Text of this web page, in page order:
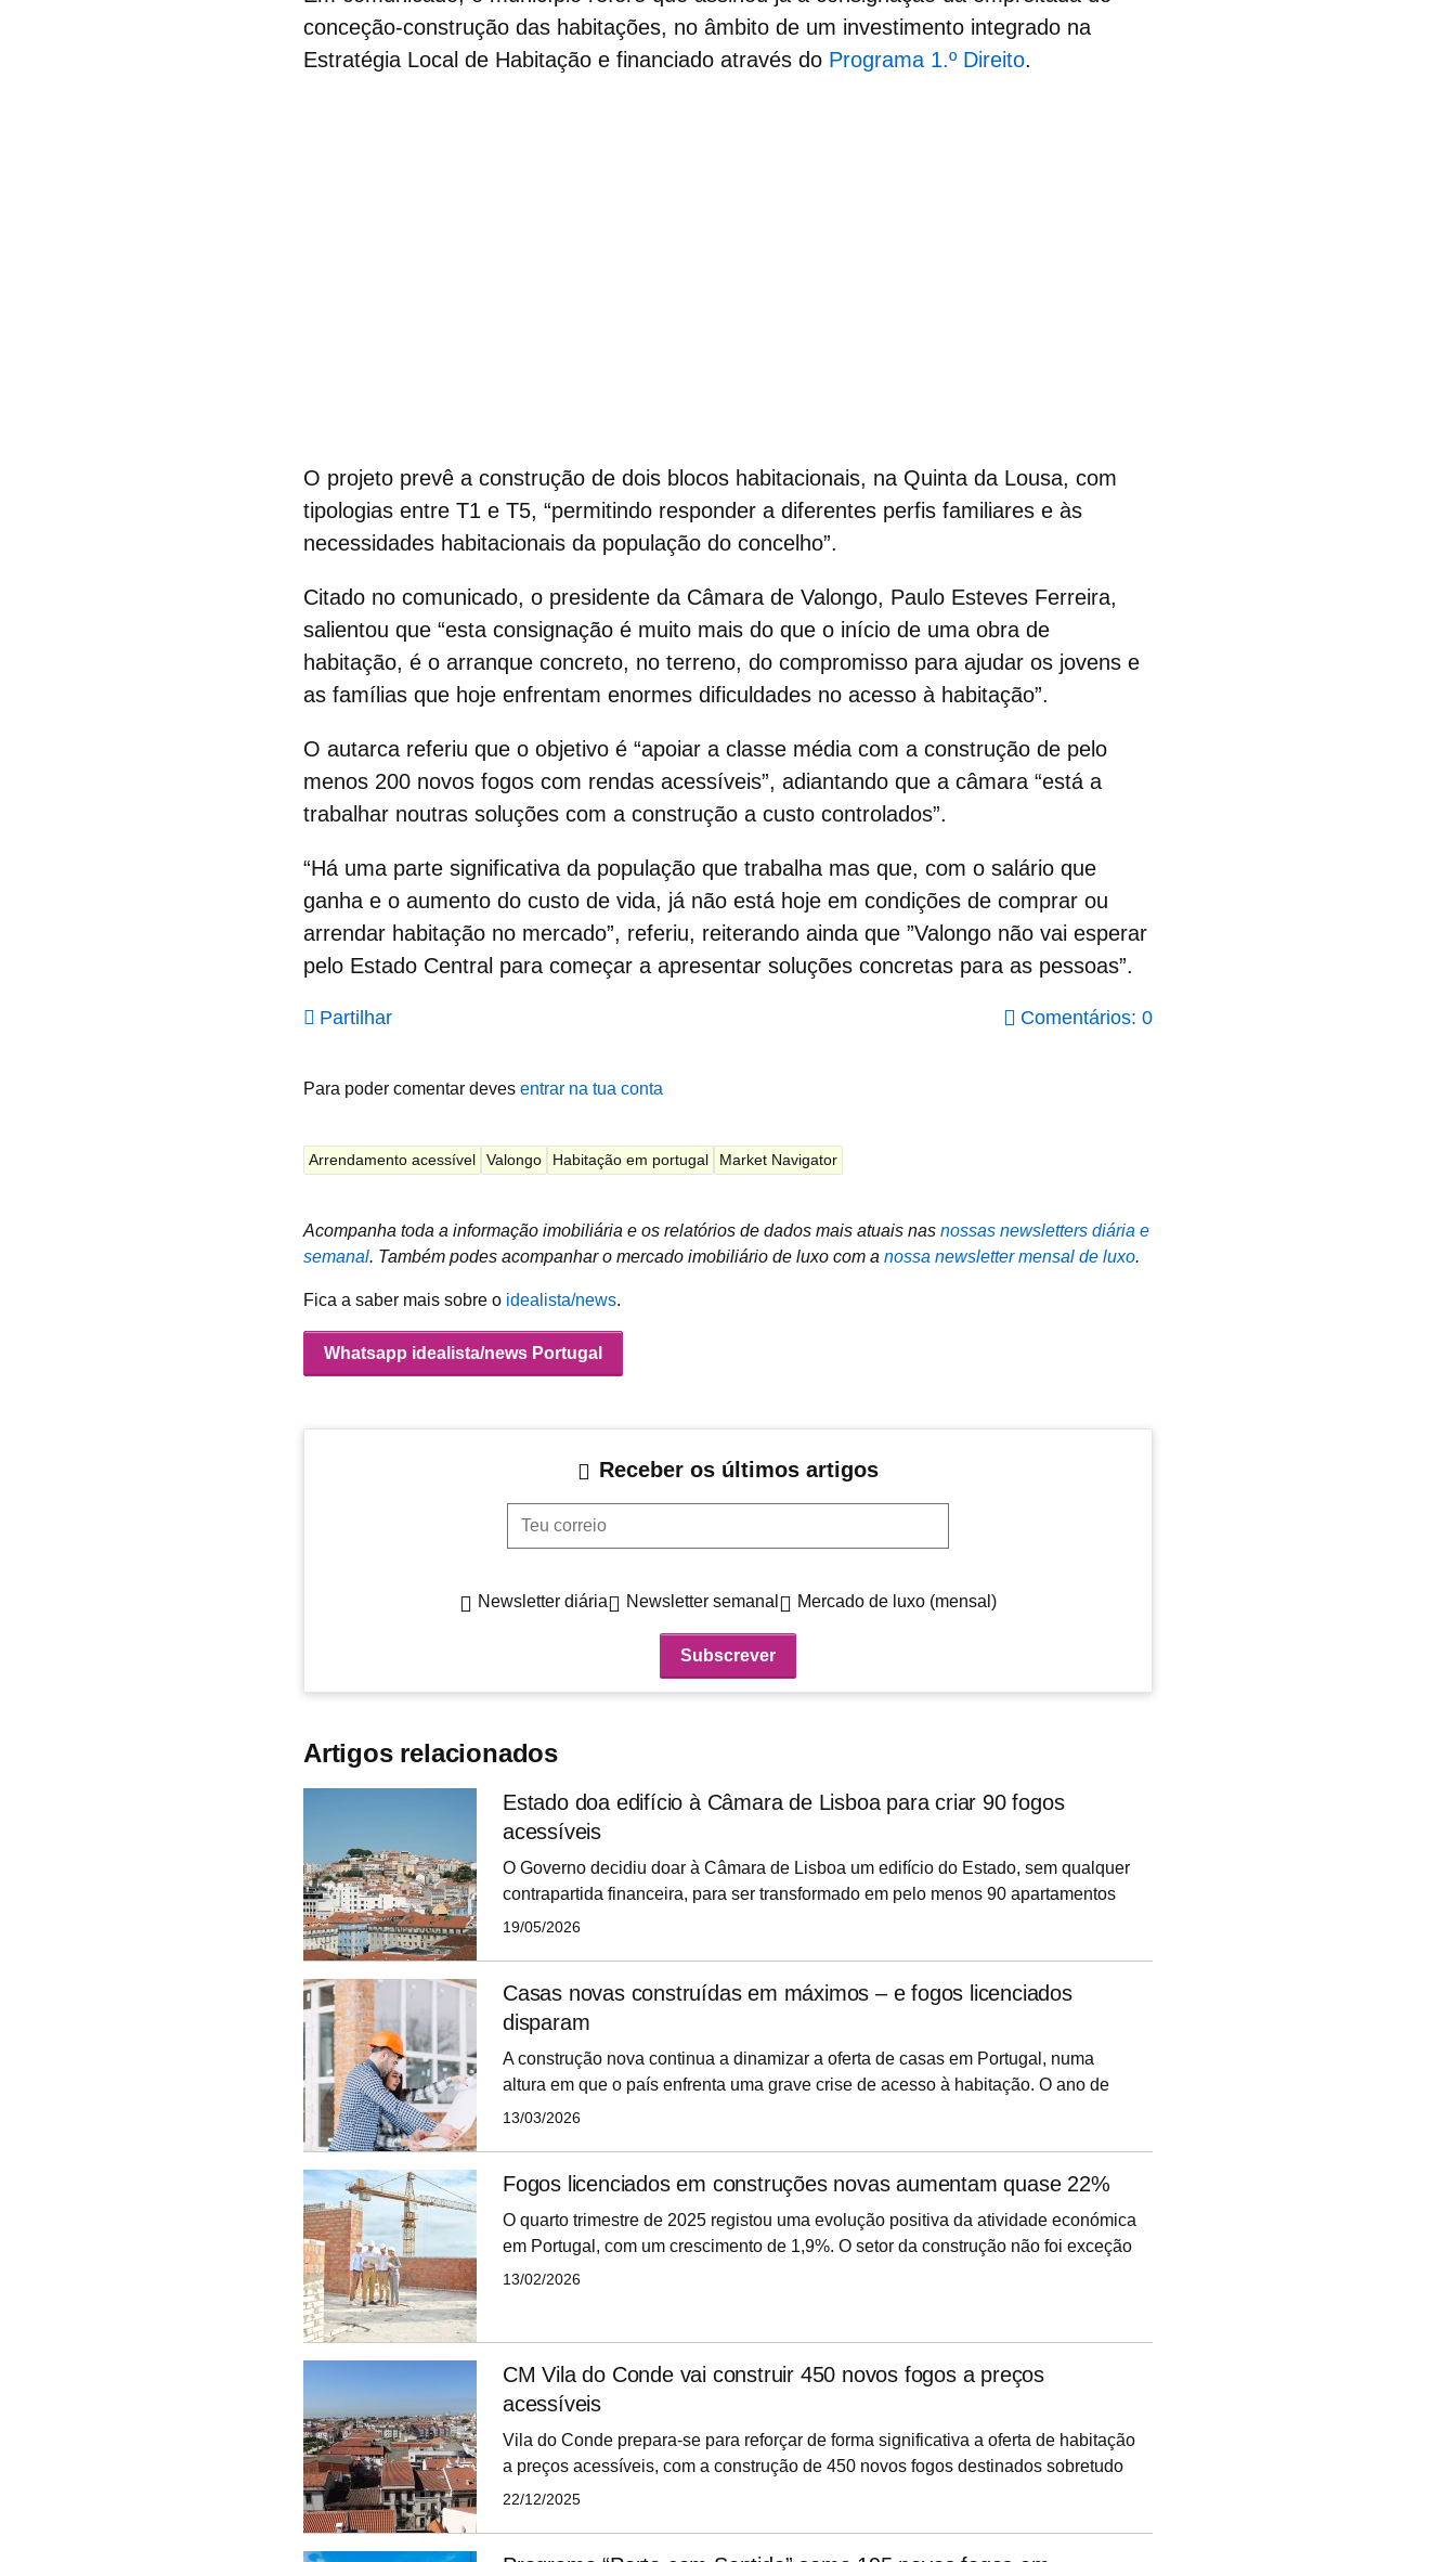
conceção-construção das habitações, no âmbito de um investimento integrado na
Estratégia Local de Habitação e financiado através do Programa 1.º Direito.
O projeto prevê a construção de dois blocos habitacionais, na Quinta da Lousa, com
tipologias entre T1 e T5, “permitindo responder a diferentes perfis familiares e às
necessidades habitacionais da população do concelho”.
Citado no comunicado, o presidente da Câmara de Valongo, Paulo Esteves Ferreira,
salientou que “esta consignação é muito mais do que o início de uma obra de
habitação, é o arranque concreto, no terreno, do compromisso para ajudar os jovens e
as famílias que hoje enfrentam enormes dificuldades no acesso à habitação”.
O autarca referiu que o objetivo é “apoiar a classe média com a construção de pelo
menos 200 novos fogos com rendas acessíveis”, adiantando que a câmara “está a
trabalhar noutras soluções com a construção a custo controlados”.
“Há uma parte significativa da população que trabalha mas que, com o salário que
ganha e o aumento do custo de vida, já não está hoje em condições de comprar ou
arrendar habitação no mercado”, referiu, reiterando ainda que ”Valongo não vai esperar
pelo Estado Central para começar a apresentar soluções concretas para as pessoas”.
Partilhar Comentários: 0
Para poder comentar deves entrar na tua conta
Arrendamento acessível Valongo Habitação em portugal Market Navigator
Acompanha toda a informação imobiliária e os relatórios de dados mais atuais nas nossas newsletters diária e
semanal. Também podes acompanhar o mercado imobiliário de luxo com a nossa newsletter mensal de luxo.
Fica a saber mais sobre o idealista/news.
Whatsapp idealista/news Portugal
Receber os últimos artigos
Teu correio
Newsletter diária Newsletter semanal Mercado de luxo (mensal)
Artigos relacionados
Estado doa edifício à Câmara de Lisboa para criar 90 fogos
acessíveis
O Governo decidiu doar à Câmara de Lisboa um edifício do Estado, sem qualquer
contrapartida financeira, para ser transformado em pelo menos 90 apartamentos
de habitação acessível. O imóvel, situado numa das zonas mais valorizadas da
dificuldades em captar e reter trabalhadores devido ao elevado custo da
habitação.
19/05/2026
Casas novas construídas em máximos – e fogos licenciados
disparam
A construção nova continua a dinamizar a oferta de casas em Portugal, numa
altura em que o país enfrenta uma grave crise de acesso à habitação. O ano de
2025 registou mesmo um novo máximo no número de casas novas concluídas na
empreendimentos residenciais, tendo sido licenciados mais de 41 mil fogos para
habitação em 2025, tratando
13/03/2026
Fogos licenciados em construções novas aumentam quase 22%
O quarto trimestre de 2025 registou uma evolução positiva da atividade económica
em Portugal, com um crescimento de 1,9%. O setor da construção não foi exceção
e evidenciou uma evolução globalmente positiva, onde se destaca o
13/02/2026
CM Vila do Conde vai construir 450 novos fogos a preços
acessíveis
Vila do Conde prepara-se para reforçar de forma significativa a oferta de habitação
a preços acessíveis, com a construção de 450 novos fogos destinados sobretudo
a jovens e famílias da classe média. O projeto resulta de um contrato-programa
22/12/2025